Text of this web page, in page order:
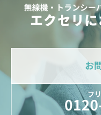
無線機・トランシー
エクセリ
お
フ